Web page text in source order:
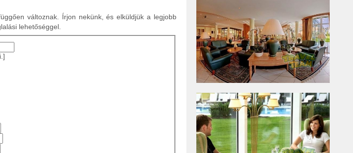
változnak. Írjon nekünk, és elküldjük a legjobb
lehetőséggel.